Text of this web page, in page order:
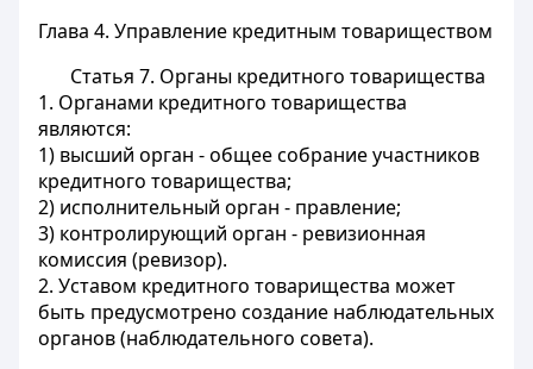
Глава 4. Управление кредитным товариществом
Статья 7. Органы кредитного товарищества
1. Органами кредитного товарищества
являются:
1) высший орган - общее собрание участников
кредитного товарищества;
2) исполнительный орган - правление;
3) контролирующий орган - ревизионная
комиссия (ревизор).
2. Уставом кредитного товарищества может
быть предусмотрено создание наблюдательных
органов (наблюдательного совета).